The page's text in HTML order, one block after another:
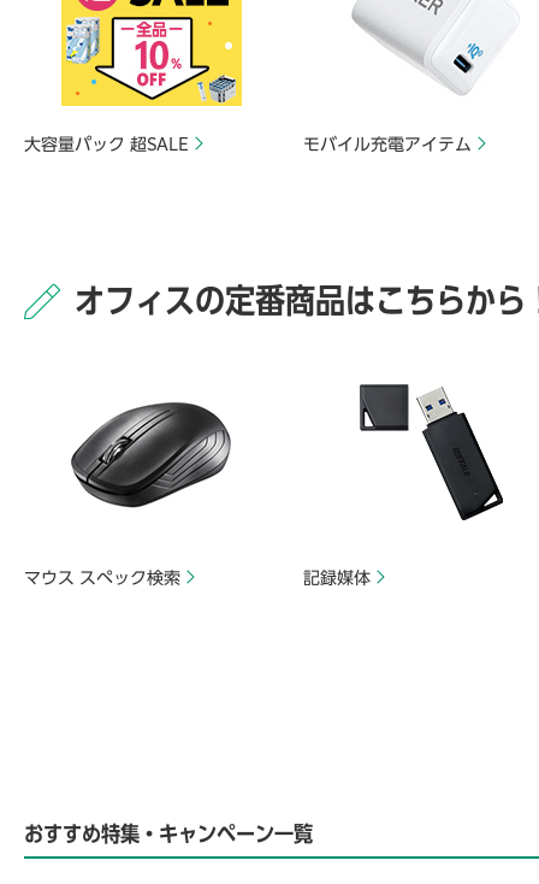
大容量パック 超SALE モバイル充電アイテム
オフィスの定番商品はこちらから
マウス スペック検索 記録媒体
おすすめ特集・キャンペーン一覧